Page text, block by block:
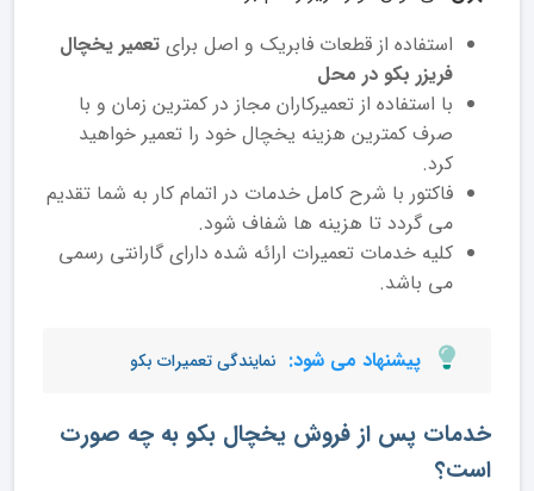
استفاده از قطعات فابریک و اصل برای تعمیر یخچال
فریزر بکو در محل
با استفاده از تعمیرکاران مجاز در کمترین زمان و با
صرف کمترین هزینه یخچال خود را تعمیر خواهید
کرد.
فاکتور با شرح کامل خدمات در اتمام کار به شما تقدیم
می گردد تا هزینه ها شفاف شود.
کلیه خدمات تعمیرات ارائه شده دارای گارانتی رسمی
می باشد.
پیشنهاد می شود: نمایندگی تعمیرات بکو
خدمات پس از فروش یخچال بکو به چه صورت
است؟